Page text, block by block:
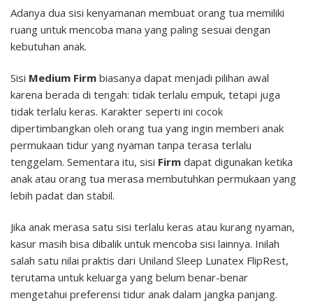
Adanya dua sisi kenyamanan membuat orang tua memiliki
ruang untuk mencoba mana yang paling sesuai dengan
kebutuhan anak.
Sisi Medium Firm biasanya dapat menjadi pilihan awal
karena berada di tengah: tidak terlalu empuk, tetapi juga
tidak terlalu keras. Karakter seperti ini cocok
dipertimbangkan oleh orang tua yang ingin memberi anak
permukaan tidur yang nyaman tanpa terasa terlalu
tenggelam. Sementara itu, sisi Firm dapat digunakan ketika
anak atau orang tua merasa membutuhkan permukaan yang
lebih padat dan stabil.
Jika anak merasa satu sisi terlalu keras atau kurang nyaman,
kasur masih bisa dibalik untuk mencoba sisi lainnya. Inilah
salah satu nilai praktis dari Uniland Sleep Lunatex FlipRest,
terutama untuk keluarga yang belum benar-benar
mengetahui preferensi tidur anak dalam jangka panjang.